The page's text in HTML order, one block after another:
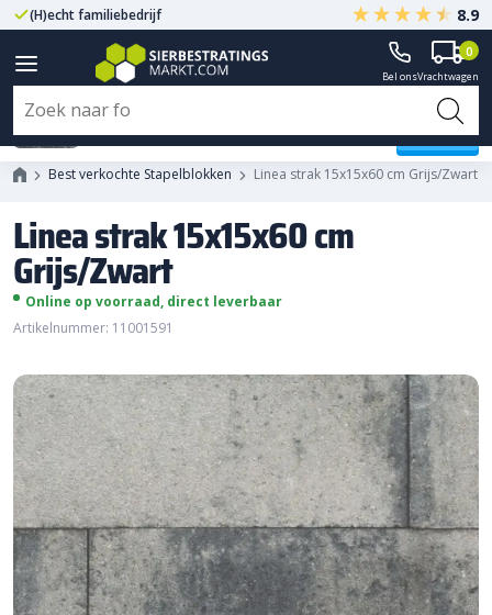
(H)echt familiebedrijf Gegarandeerd A-kwaliteit
8.9
Bel onsVrachtwagen
0
Best verkochte Stapelblokken Linea strak 15x15x60 cm Grijs/Zwart
Linea strak 15x15x60 cm
Grijs/Zwart
Online op voorraad, direct leverbaar
Artikelnummer: 11001591
Linea strak 15x15x60 cm
Grijs/Zwart